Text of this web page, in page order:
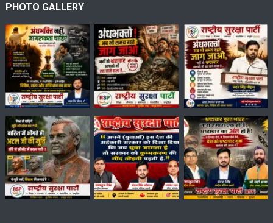
PHOTO GALLERY